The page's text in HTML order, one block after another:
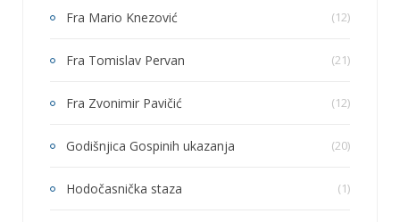
Fra Mario Knezović (12)
Fra Tomislav Pervan (21)
Fra Zvonimir Pavičić (12)
Godišnjica Gospinih ukazanja (20)
Hodočasnička staza (1)